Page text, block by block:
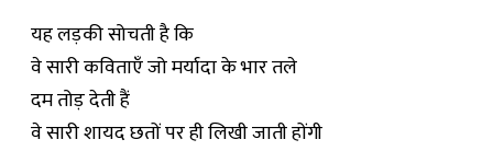
यह लड़की सोचती है कि
वे सारी कविताएँ जो मर्यादा के भार तले
दम तोड़ देती हैं
वे सारी शायद छतों पर ही लिखी जाती होंगी